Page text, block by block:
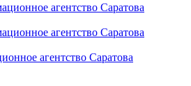
агентство Саратова